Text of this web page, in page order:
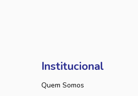
Institucional
Quem Somos